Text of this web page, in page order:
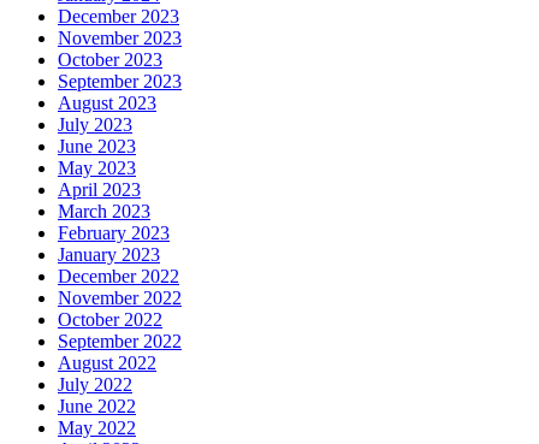
December 2023
November 2023
October 2023
September 2023
August 2023
July 2023
June 2023
May 2023
April 2023
March 2023
February 2023
January 2023
December 2022
November 2022
October 2022
September 2022
August 2022
July 2022
June 2022
May 2022